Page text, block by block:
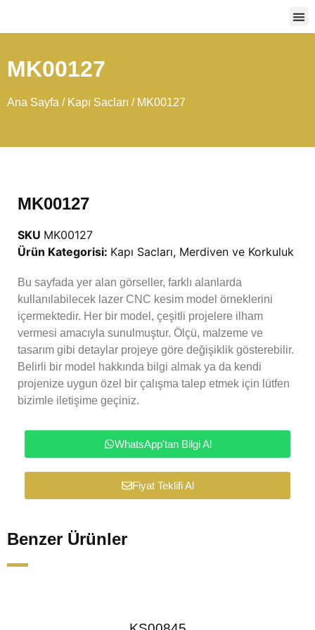
MK00127
Ana Sayfa / Kapı Sacları / MK00127
MK00127
SKU MK00127
Ürün Kategorisi: Kapı Sacları, Merdiven ve Korkuluk
Bu sayfada yer alan görseller, farklı alanlarda
kullanılabilecek lazer CNC kesim model örneklerini
içermektedir. Her bir model, çeşitli projelere ilham
vermesi amacıyla sunulmuştur. Ölçü, malzeme ve
tasarım gibi detaylar projeye göre değişiklik gösterebilir.
Belirli bir model hakkında bilgi almak ya da kendi
projenize uygun özel bir çalışma talep etmek için lütfen
bizimle iletişime geçiniz.
WhatsApp'tan Bilgi Al
Fiyat Teklifi Al
Benzer Ürünler